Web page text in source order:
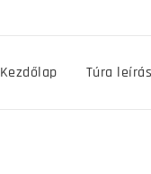
Kezdőlap Túra